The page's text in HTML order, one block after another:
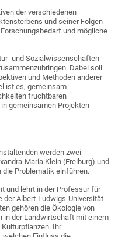
der verschiedenen
und seiner Folgen
und mögliche
und Sozialwissenschaften
Dabei soll
und Methoden anderer
ist es, gemeinsam
fruchtbaren
gemeinsamen Projekten
werden zwei
Maria Klein (Freiburg) und
die Problematik einführen.
und lehrt in der Professur für
Albert-Ludwigs-Universität
gehören die Ökologie von
in der Landwirtschaft mit einem
Ihr